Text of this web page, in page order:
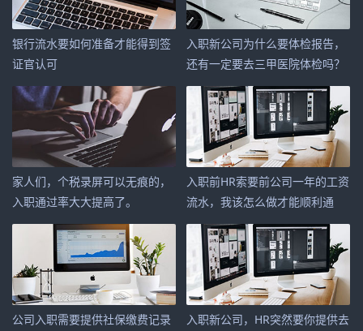
银行流水要如何准备才能得到签
证官认可
入职新公司为什么要体检报告，
还有一定要去三甲医院体检吗？
家人们，个税录屏可以无痕的，
入职通过率大大提高了。
入职前HR索要前公司一年的工资
流水，我该怎么做才能顺利通
过？
公司入职需要提供社保缴费记录
入职新公司，HR突然要你提供去